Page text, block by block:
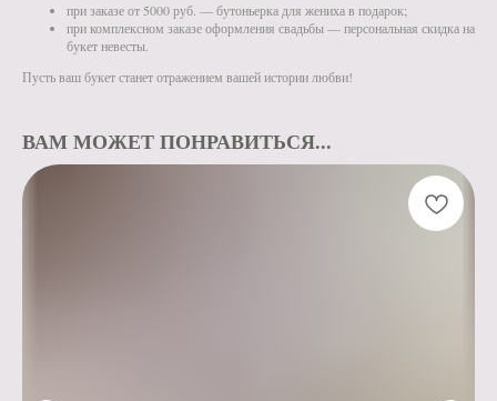
при заказе от 5000 руб. — бутоньерка для жениха в подарок;
при комплексном заказе оформления свадьбы — персональная скидка на
букет невесты.
Пусть ваш букет станет отражением вашей истории любви!
ВАМ МОЖЕТ ПОНРАВИТЬСЯ...